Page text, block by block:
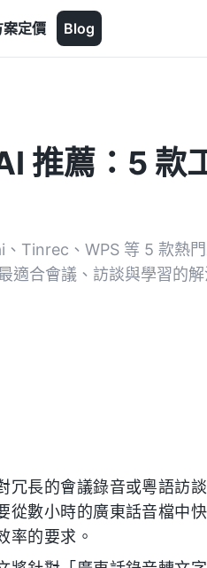
案定價 Blog
推薦：5 款
Tinrec、WPS 等 5 款熱
適合會議、訪談與學習的
冗長的會議錄音或粵語訪
從數小時的廣東話音檔中
率的要求。